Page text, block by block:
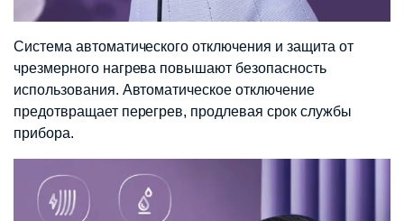
Система автоматического отключения и защита от
чрезмерного нагрева повышают безопасность
использования. Автоматическое отключение
предотвращает перегрев, продлевая срок службы
прибора.